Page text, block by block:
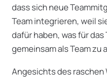
dass sich neue
Team integrieren, weil
dafür haben, was für
gemeinsam als Team zu
Angesichts des raschen